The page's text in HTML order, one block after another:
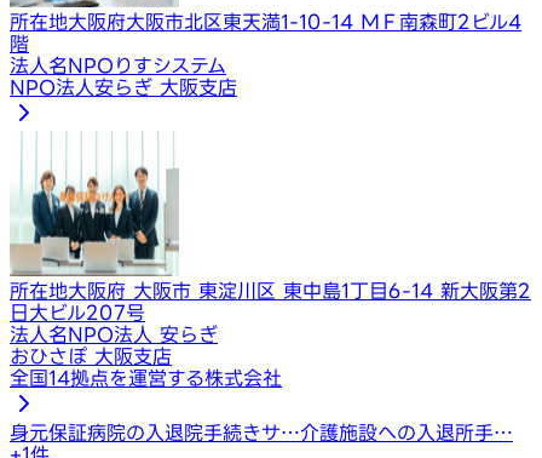
所在地大阪府大阪市北区東天満1-10-14 ＭＦ南森町2ビル4
階
法人名NPOりすシステム
NPO法人安らぎ 大阪支店
所在地大阪府 大阪市 東淀川区 東中島1丁目6-14 新大阪第2
日大ビル207号
法人名NPO法人 安らぎ
おひさぽ 大阪支店
全国14拠点を運営する株式会社
身元保証病院の入退院手続きサ…介護施設への入退所手…